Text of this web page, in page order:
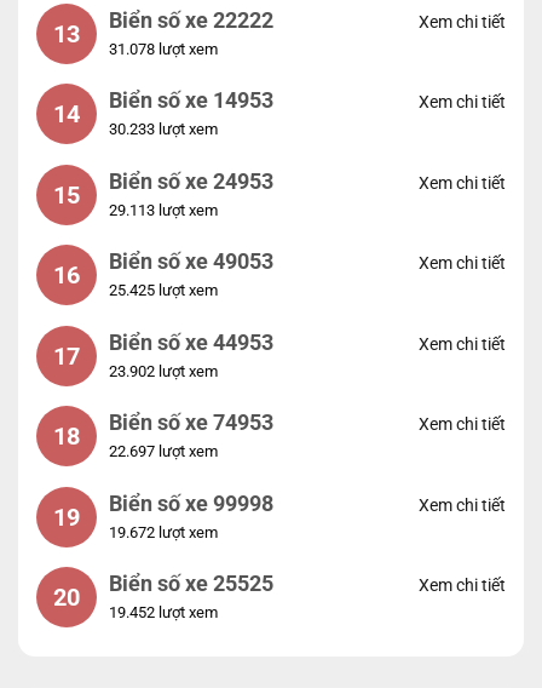
13 Biển số xe 22222
31.078 lượt xem
Xem chi tiết
14 Biển số xe 14953
30.233 lượt xem
Xem chi tiết
15 Biển số xe 24953
29.113 lượt xem
Xem chi tiết
16 Biển số xe 49053
25.425 lượt xem
Xem chi tiết
17 Biển số xe 44953
23.902 lượt xem
Xem chi tiết
18 Biển số xe 74953
22.697 lượt xem
Xem chi tiết
19 Biển số xe 99998
19.672 lượt xem
Xem chi tiết
20 Biển số xe 25525
19.452 lượt xem
Xem chi tiết